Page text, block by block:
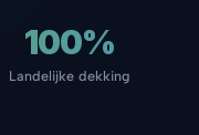
100%
Landelijke dekking